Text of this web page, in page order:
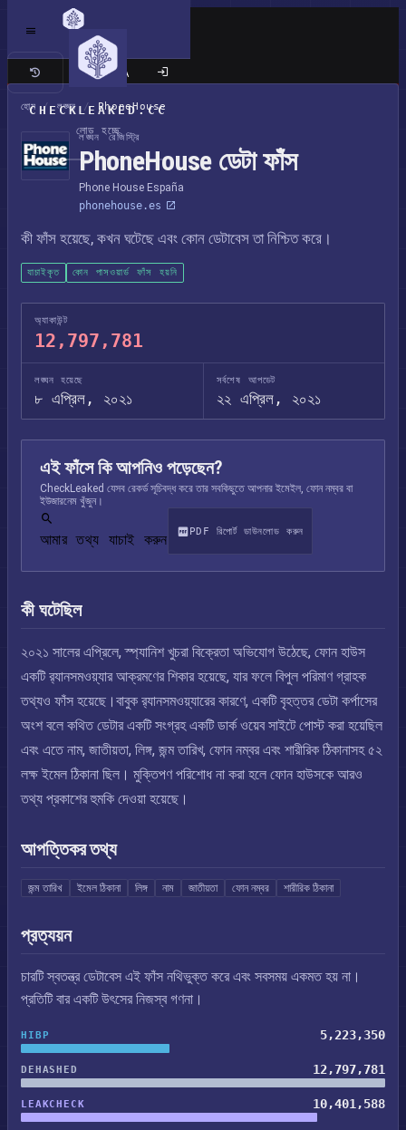
CHECKLEAKED.CC
লোড হচ্ছে
ক্লাসিক সাইট
হোম / লঙ্ঘন / PhoneHouse
লঙ্ঘন রেজিস্ট্রি
PhoneHouse ডেটা ফাঁস
Phone House España
phonehouse.es
কী ফাঁস হয়েছে, কখন ঘটেছে এবং কোন ডেটাবেস তা নিশ্চিত করে।
যাচাইকৃত কোন পাসওয়ার্ড ফাঁস হয়নি
অ্যাকাউন্ট
12,797,781
লঙ্ঘন হয়েছে
৮ এপ্রিল, ২০২১
সর্বশেষ আপডেট
২২ এপ্রিল, ২০২১
এই ফাঁসে কি আপনিও পড়েছেন?
CheckLeaked যেসব রেকর্ড সূচিবদ্ধ করে তার সবকিছুতে আপনার ইমেইল, ফোন নম্বর বা
ইউজারনেম খুঁজুন।
আমার তথ্য যাচাই করুন PDF রিপোর্ট ডাউনলোড করুন
কী ঘটেছিল
২০২১ সালের এপ্রিলে, স্প্যানিশ খুচরা বিক্রেতা অভিযোগ উঠেছে, ফোন হাউস
একটি র‍্যানসমওয়্যার আক্রমণের শিকার হয়েছে, যার ফলে বিপুল পরিমাণ গ্রাহক
তথ্যও ফাঁস হয়েছে।বাবুক র‍্যানসমওয়্যারের কারণে, একটি বৃহত্তর ডেটা কর্পাসের
অংশ বলে কথিত ডেটার একটি সংগ্রহ একটি ডার্ক ওয়েব সাইটে পোস্ট করা হয়েছিল
এবং এতে নাম, জাতীয়তা, লিঙ্গ, জন্ম তারিখ, ফোন নম্বর এবং শারীরিক ঠিকানাসহ ৫২
লক্ষ ইমেল ঠিকানা ছিল। মুক্তিপণ পরিশোধ না করা হলে ফোন হাউসকে আরও
তথ্য প্রকাশের হুমকি দেওয়া হয়েছে।
আপত্তিকর তথ্য
জন্ম তারিখ ইমেল ঠিকানা লিঙ্গ নাম জাতীয়তা ফোন নম্বর শারীরিক ঠিকানা
প্রত্যয়ন
চারটি স্বতন্ত্র ডেটাবেস এই ফাঁস নথিভুক্ত করে এবং সবসময় একমত হয় না।
প্রতিটি বার একটি উৎসের নিজস্ব গণনা।
HIBP 5,223,350
DEHASHED 12,797,781
LEAKCHECK 10,401,588